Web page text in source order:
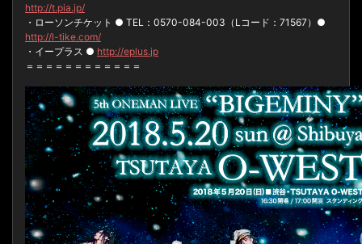
http://t.pia.jp/
・ローソンチケット ● TEL：0570-084-003（Lコード：71567）●
http://l-tike.com/
・イープラス ● http://eplus.jp
＝＝＝＝＝＝＝＝＝＝＝＝